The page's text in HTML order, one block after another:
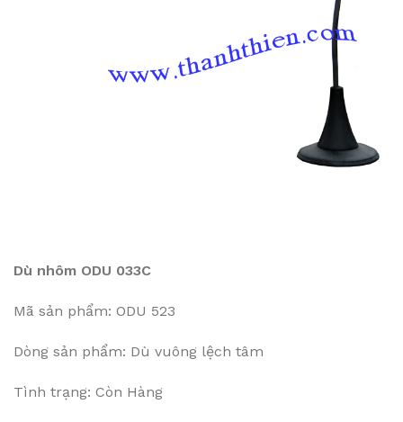
Dù nhôm ODU 033C
Mã sản phẩm: ODU 523
Dòng sản phẩm: Dù vuông lệch tâm
Tình trạng: Còn Hàng